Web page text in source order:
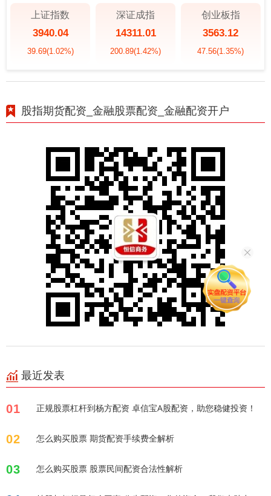
上证指数
3940.04
39.69(1.02%)
深证成指
14311.01
200.89(1.42%)
创业板指
3563.12
47.56(1.35%)
股指期货配资_金融股票配资_金融配资开户
最近发表
01 正规股票杠杆到杨方配资 卓信宝A股配资，助您稳健投资！
02 怎么购买股票 期货配资手续费全解析
03 怎么购买股票 股票民间配资合法性解析